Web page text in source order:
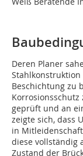
Deren Planer
Beschichtung zu
Korrosionsschutz
geprüft und an
zeigte sich, dass
in
diese vollständig
Zustand der